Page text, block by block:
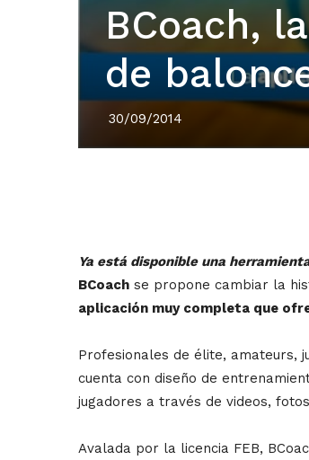
BCoach,
de
30/09/2014
Ya está disponible una
BCoachse propone cambiar la
aplicación muy completa que
Profesionales de élite, amateurs,
cuenta con diseño de
jugadores a través de videos,
Avalada por la licencia FEB,